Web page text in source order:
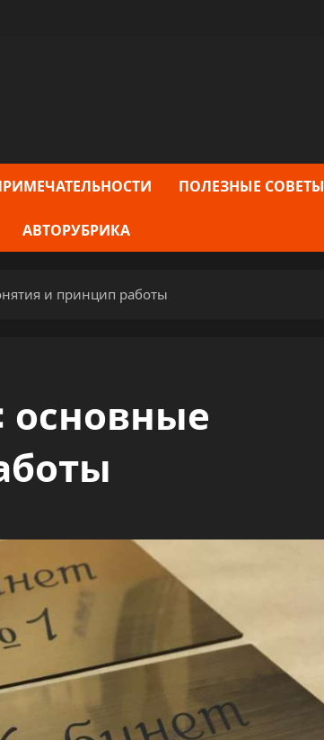
ПОЛЕЗНЫЕ СОВЕТЫ
АВТОРУБРИКА
и принцип работы
основные